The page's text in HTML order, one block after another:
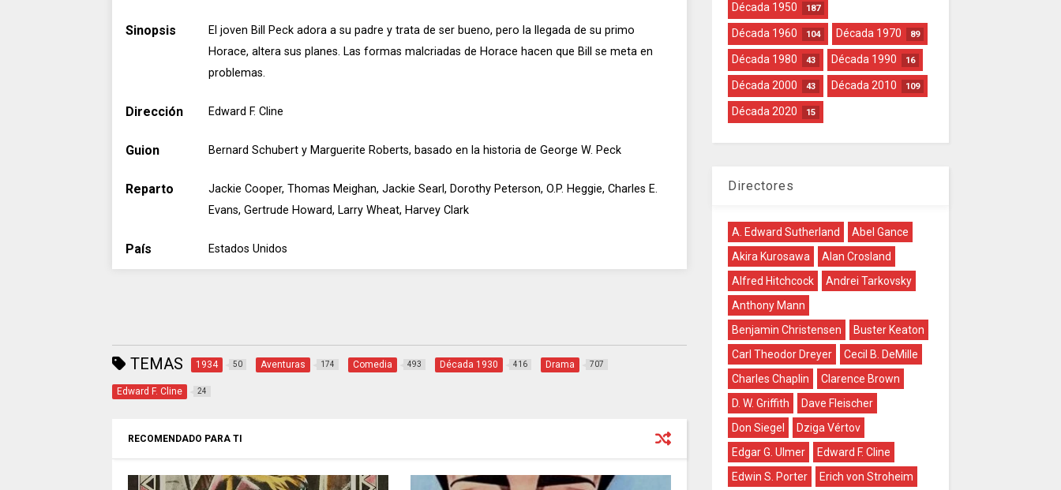
Sinopsis
El joven Bill Peck adora a su padre y trata de ser bueno, pero la llegada de su primo
Horace, altera sus planes. Las formas malcriadas de Horace hacen que Bill se meta en
problemas.
Dirección Edward F. Cline
Guion Bernard Schubert y Marguerite Roberts, basado en la historia de George W. Peck
Reparto
Jackie Cooper, Thomas Meighan, Jackie Searl, Dorothy Peterson, O.P. Heggie, Charles E.
Evans, Gertrude Howard, Larry Wheat, Harvey Clark
País Estados Unidos
TEMAS 1934 50 Aventuras 174 Comedia 493 Década 1930 416 Drama 707
Edward F. Cline 24
RECOMENDADO PARA TI
Década 1950 187
Década 1960 104 Década 1970 89
Década 1980 43 Década 1990 16
Década 2000 43 Década 2010 109
Década 2020 15
Directores
A. Edward Sutherland
Abel Gance
Akira Kurosawa
Alan Crosland
Alfred Hitchcock
Andrei Tarkovsky
Anthony Mann
Benjamin Christensen
Buster Keaton
Carl Theodor Dreyer
Cecil B. DeMille
Charles Chaplin
Clarence Brown
D. W. Griffith
Dave Fleischer
Don Siegel
Dziga Vértov
Edgar G. Ulmer
Edward F. Cline
Edwin S. Porter
Erich von Stroheim